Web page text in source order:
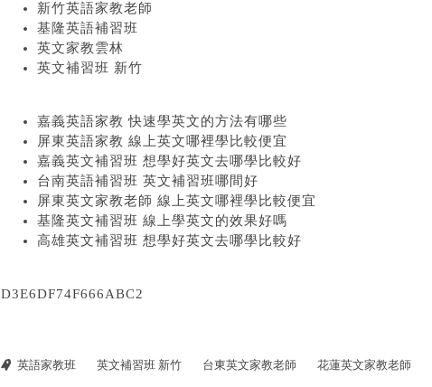
新竹英語家教老師
基隆英語補習班
英文家教雲林
英文補習班 新竹
嘉義英語家教 快速學英文的方法有哪些
屏東英語家教 線上英文哪裡學比較便宜
嘉義英文補習班 想學好英文去哪學比較好
台南英語補習班 英文補習班哪間好
屏東英文家教老師 線上英文哪裡學比較便宜
基隆英文補習班 線上學英文的效果好嗎
高雄英文補習班 想學好英文去哪學比較好
D3E6DF74F666ABC2
英語家教班 英文補習班 新竹 台東英文家教老師 花蓮英文家教老師